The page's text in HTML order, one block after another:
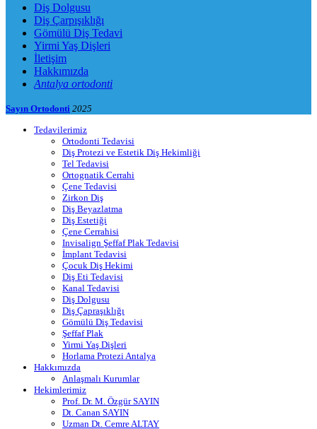
Diş Dolgusu
Diş Çarpışıklığı
Gömülü Diş Tedavi
Yirmi Yaş Dişleri
İletişim
Hakkımızda
Antalya ortodonti
Sayın Ortodonti 2025
Tedavilerimiz
Ortodonti Tedavisi
Diş Protezi ve Estetik Diş Hekimliği
Tel Tedavisi
Ortognatik Cerrahi
Çene Tedavisi
Zirkon Diş
Diş Beyazlatma
Diş Estetiği
Çene Cerrahisi
Invisalign Şeffaf Plak Tedavisi
İmplant Tedavisi
Çocuk Diş Hekimi
Diş Eti Tedavisi
Kanal Tedavisi
Diş Dolgusu
Diş Çapraşıklığı
Gömülü Diş Tedavisi
Şeffaf Plak
Yirmi Yaş Dişleri
Horlama Protezi Antalya
Hakkımızda
Anlaşmalı Kurumlar
Hekimlerimiz
Prof. Dr. M. Özgür SAYIN
Dt. Canan SAYIN
Uzman Dt. Cemre ALTAY